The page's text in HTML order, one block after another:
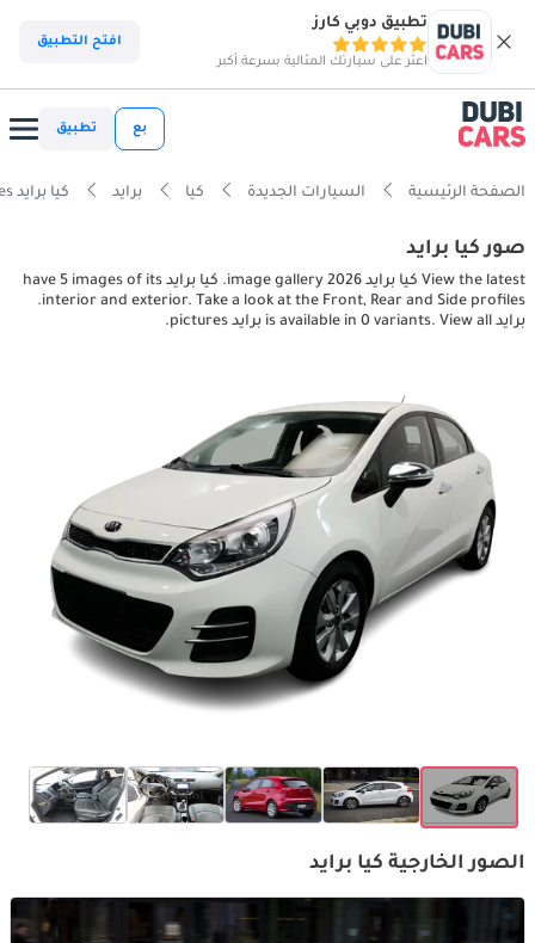
تطبيق دوبي كارز
اعثر على سيارتك المثالية بسرعة أكبر
افتح التطبيق
بع تطبيق
الصفحة الرئيسية السيارات الجديدة كيا برايد كيا برايد interior, exterior pictures
صور كيا برايد
View the latest كيا برايد 2026 image gallery. كيا برايد have 5 images of its
interior and exterior. Take a look at the Front, Rear and Side profiles.
برايد is available in 0 variants. View all برايد pictures.
الصور الخارجية كيا برايد